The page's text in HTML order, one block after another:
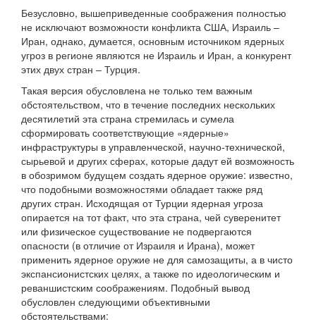
Безусловно, вышеприведенные соображения полностью
не исключают возможности конфликта США, Израиль –
Иран, однако, думается, основным источником ядерных
угроз в регионе являются не Израиль и Иран, а конкурент
этих двух стран – Турция.
Такая версия обусловлена не только тем важным
обстоятельством, что в течение последних нескольких
десятилетий эта страна стремилась и сумела
сформировать соответствующие «ядерные»
инфраструктуры в управленческой, научно-технической,
сырьевой и других сферах, которые дадут ей возможность
в обозримом будущем создать ядерное оружие: известно,
что подобными возможностями обладает также ряд
других стран. Исходящая от Турции ядерная угроза
опирается на тот факт, что эта страна, чей суверенитет
или физическое существование не подвергаются
опасности (в отличие от Израиля и Ирана), может
применить ядерное оружие не для самозащиты, а в чисто
экспансионистских целях, а также по идеологическим и
реваншистским соображениям. Подобный вывод
обусловлен следующими объективными
обстоятельствами: